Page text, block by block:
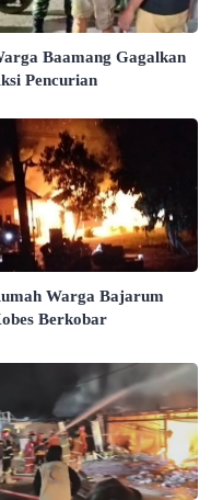
Baamang Gagalkan
Pencurian
Warga Bajarum
Berkobar